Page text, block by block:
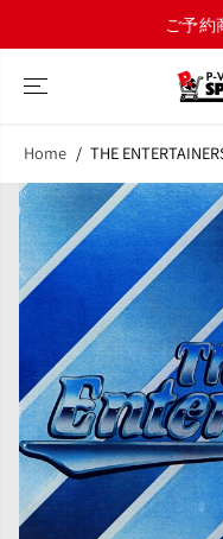
ご予約
Home THE
商品情報へスキ
ップ